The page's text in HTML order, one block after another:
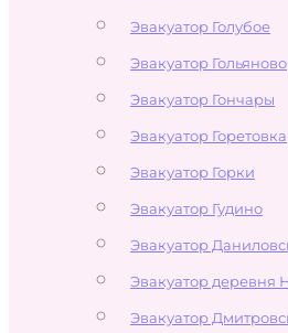
Эвакуатор Голубое
Эвакуатор Гольяново
Эвакуатор Гончары
Эвакуатор Горетовка
Эвакуатор Горки
Эвакуатор Гудино
Эвакуатор
Эвакуатор деревня
Эвакуатор